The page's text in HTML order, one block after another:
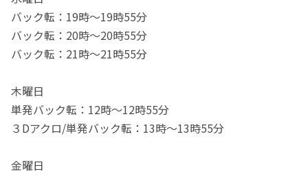
バック転：19時～19時55分
バック転：20時～20時55分
バック転：21時～21時55分
木曜日
単発バック転：12時～12時55分
３Dアクロ/単発バック転：13時～13時55分
金曜日